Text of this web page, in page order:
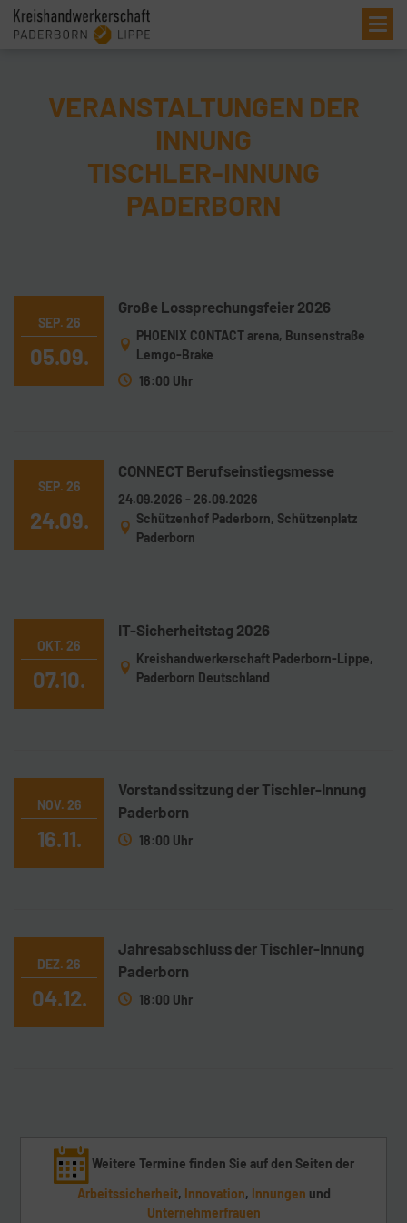
VERANSTALTUNGEN DER
INNUNG
TISCHLER-INNUNG
PADERBORN
SEP. 26
05.09.
Große Lossprechungsfeier 2026
PHOENIX CONTACT arena, Bunsenstraße
Lemgo-Brake
16:00 Uhr
SEP. 26
24.09.
CONNECT Berufseinstiegsmesse
24.09.2026 - 26.09.2026
Schützenhof Paderborn, Schützenplatz
Paderborn
OKT. 26
07.10.
IT-Sicherheitstag 2026
Kreishandwerkerschaft Paderborn-Lippe,
Paderborn Deutschland
NOV. 26
16.11.
Vorstandssitzung der Tischler-Innung
Paderborn
18:00 Uhr
DEZ. 26
04.12.
Jahresabschluss der Tischler-Innung
Paderborn
18:00 Uhr
Weitere Termine finden Sie auf den Seiten der
Arbeitssicherheit, Innovation, Innungen und
Unternehmerfrauen